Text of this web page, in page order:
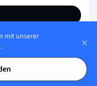
mit unserer